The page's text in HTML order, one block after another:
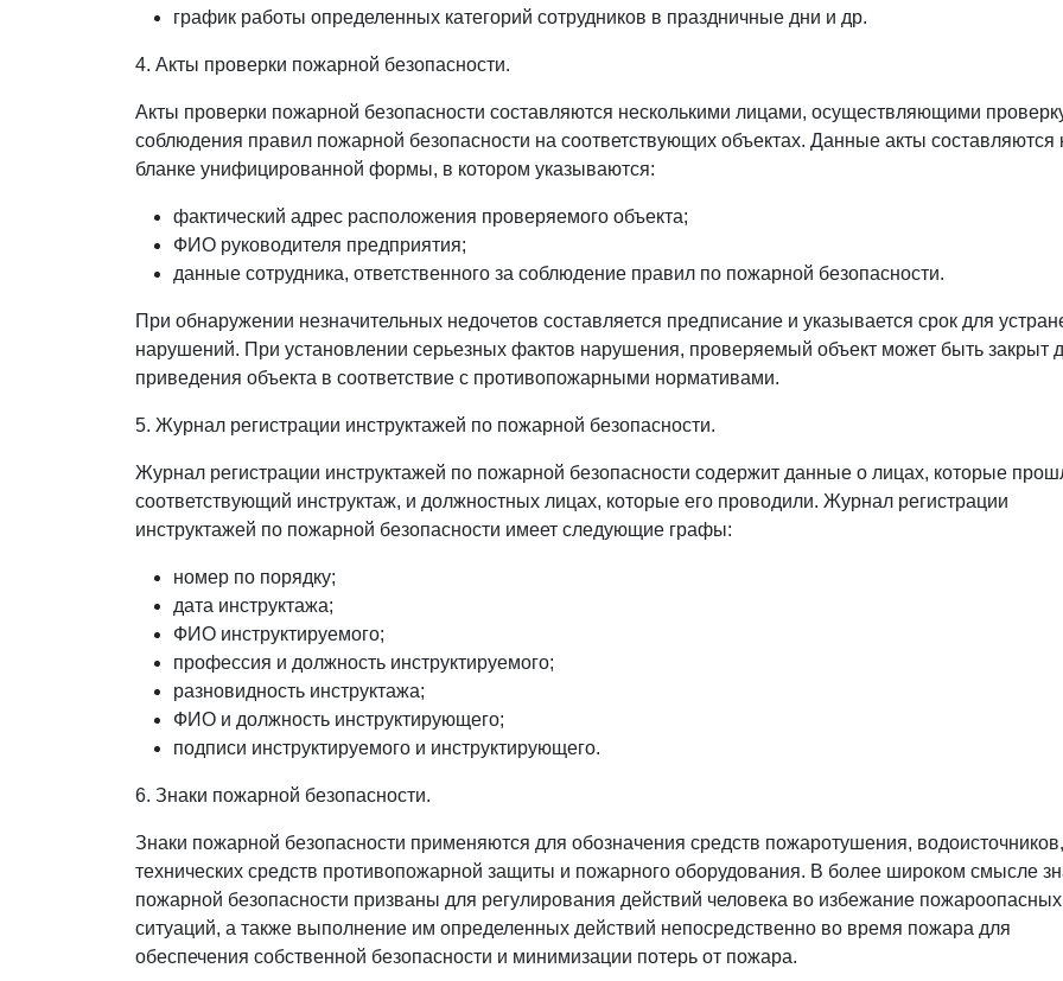
график работы определенных категорий сотрудников в праздничные дни и др.
4. Акты проверки пожарной безопасности.
Акты проверки пожарной безопасности составляются несколькими лицами, осуществляющими
соблюдения правил пожарной безопасности на соответствующих объектах. Данные акты составляются
бланке унифицированной формы, в котором указываются:
фактический адрес расположения проверяемого объекта;
ФИО руководителя предприятия;
данные сотрудника, ответственного за соблюдение правил по пожарной безопасности.
При обнаружении незначительных недочетов составляется предписание и указывается срок для
нарушений. При установлении серьезных фактов нарушения, проверяемый объект может быть закрыт
приведения объекта в соответствие с противопожарными нормативами.
5. Журнал регистрации инструктажей по пожарной безопасности.
Журнал регистрации инструктажей по пожарной безопасности содержит данные о лицах, которые
соответствующий инструктаж, и должностных лицах, которые его проводили. Журнал регистрации
инструктажей по пожарной безопасности имеет следующие графы:
номер по порядку;
дата инструктажа;
ФИО инструктируемого;
профессия и должность инструктируемого;
разновидность инструктажа;
ФИО и должность инструктирующего;
подписи инструктируемого и инструктирующего.
6. Знаки пожарной безопасности.
Знаки пожарной безопасности применяются для обозначения средств пожаротушения, водоисточников,
технических средств противопожарной защиты и пожарного оборудования. В более широком смысле
пожарной безопасности призваны для регулирования действий человека во избежание пожароопасных
ситуаций, а также выполнение им определенных действий непосредственно во время пожара для
обеспечения собственной безопасности и минимизации потерь от пожара.